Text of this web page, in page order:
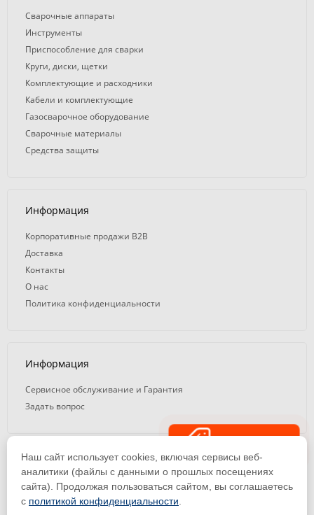
Сварочные аппараты
Инструменты
Приспособление для сварки
Круги, диски, щетки
Комплектующие и расходники
Кабели и комплектующие
Газосварочное оборудование
Сварочные материалы
Средства защиты
Информация
Корпоративные продажи B2B
Доставка
Контакты
О нас
Политика конфиденциальности
Информация
Сервисное обслуживание и Гарантия
Задать вопрос
© 2008 — 2026. ООО «ТК Вэлд Плюс»
Email: ideasvarki@wp116.ru
Тел.: 8 800 101-08-75 (с 10:00 до 19:00)
Наш сайт использует cookies, включая сервисы веб-
аналитики (файлы с данными о прошлых посещениях
сайта). Продолжая пользоваться сайтом, вы соглашаетесь
с политикой конфиденциальности